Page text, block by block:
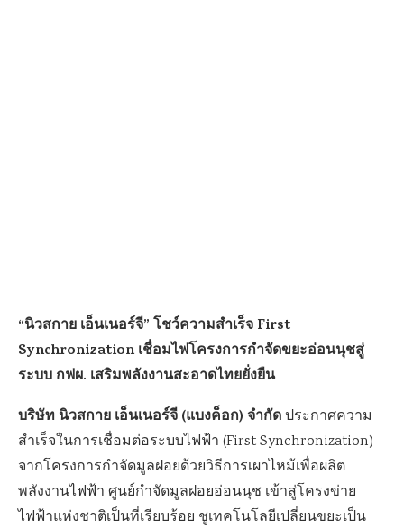
“นิวสกาย เอ็นเนอร์จี” โชว์ความสำเร็จ First
Synchronization เชื่อมไฟโครงการกำจัดขยะอ่อนนุชสู่
ระบบ กฟผ. เสริมพลังงานสะอาดไทยยั่งยืน
บริษัท นิวสกาย เอ็นเนอร์จี (แบงค็อก) จำกัดประกาศความ
สำเร็จในการเชื่อมต่อระบบไฟฟ้า (First Synchronization)
จากโครงการกำจัดมูลฝอยด้วยวิธีการเผาไหม้เพื่อผลิต
พลังงานไฟฟ้า ศูนย์กำจัดมูลฝอยอ่อนนุช เข้าสู่โครงข่าย
ไฟฟ้าแห่งชาติเป็นที่เรียบร้อย ชูเทคโนโลยีเปลี่ยนขยะเป็น